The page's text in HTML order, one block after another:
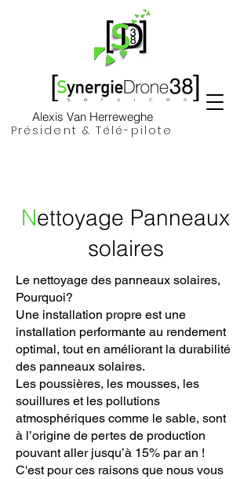
Alexis Van Herreweghe
Président & Télé-pilote
Nettoyage Panneaux
solaires
Le nettoyage des panneaux solaires,
Pourquoi?
Une installation propre est une
installation performante au rendement
optimal, tout en améliorant la durabilité
des panneaux solaires.
Les poussières, les mousses, les
souillures et les pollutions
atmosphériques comme le sable, sont
à l’origine de pertes de production
pouvant aller jusqu’à 15% par an !
C'est pour ces raisons que nous vous